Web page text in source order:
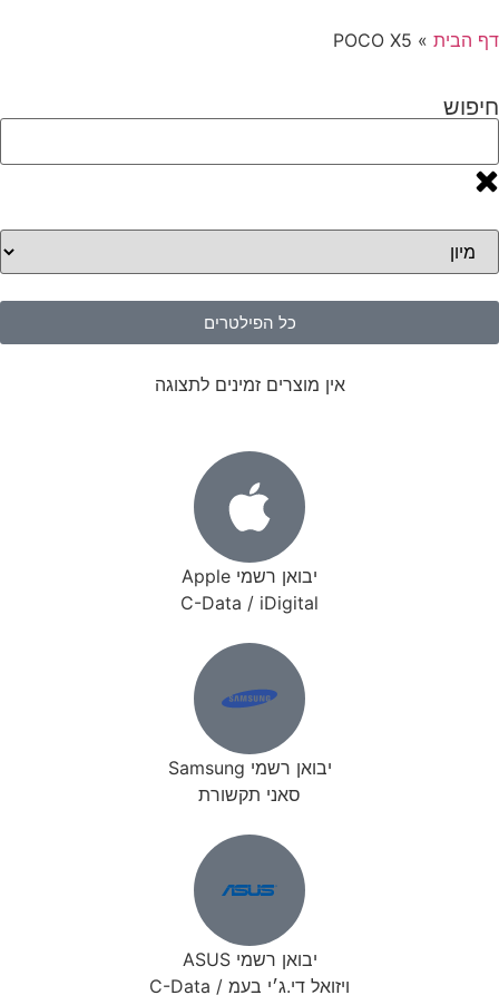
דף הבית »
POCO X5
חיפוש
כל הפילטרים
אין מוצרים זמינים לתצוגה
יבואן רשמי Apple
C-Data / iDigital
יבואן רשמי Samsung
סאני תקשורת
יבואן רשמי ASUS
ויזואל די.ג׳י בעמ / C-Data